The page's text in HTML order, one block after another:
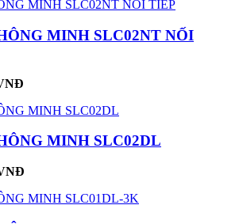
MINH SLC02NT NỐI
MINH SLC02DL